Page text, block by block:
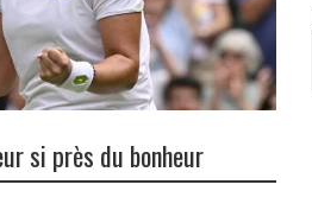
si près du bonheur